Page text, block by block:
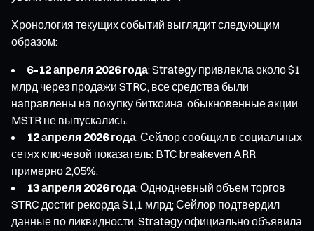
Хронология текущих событий выглядит следующим
образом:
6–12 апреля 2026 года: Strategy привлекла около $1
млрд через продажи STRC, все средства были
направлены на покупку биткоина, обыкновенные акции
MSTR не выпускались.
12 апреля 2026 года: Сейлор сообщил в социальных
сетях ключевой показатель: BTC breakeven ARR
примерно 2,05%.
13 апреля 2026 года: Однодневный объем торгов
STRC достиг рекорда $1,1 млрд; Сейлор подтвердил
данные по ликвидности, Strategy официально объявила